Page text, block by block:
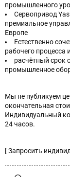
промышленного
Сервопривод
премиальное
Европе
Естественно
рабочего процесса
расчётный срок
промышленное
Мы не публикуем
окончательная
Индивидуальный
24 часов.
[ Запросить